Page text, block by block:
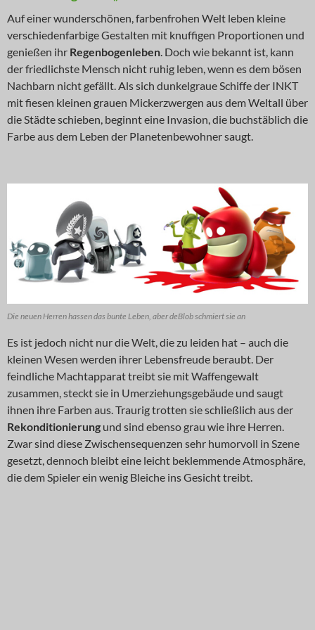
Auf einer wunderschönen, farbenfrohen Welt leben kleine
verschiedenfarbige Gestalten mit knuffigen Proportionen und
genießen ihr Regenbogenleben. Doch wie bekannt ist, kann
der friedlichste Mensch nicht ruhig leben, wenn es dem bösen
Nachbarn nicht gefällt. Als sich dunkelgraue Schiffe der INKT
mit fiesen kleinen grauen Mickerzwergen aus dem Weltall über
die Städte schieben, beginnt eine Invasion, die buchstäblich die
Farbe aus dem Leben der Planetenbewohner saugt.
Die neuen Herren hassen das bunte Leben, aber deBlob schmiert sie an
Es ist jedoch nicht nur die Welt, die zu leiden hat – auch die
kleinen Wesen werden ihrer Lebensfreude beraubt. Der
feindliche Machtapparat treibt sie mit Waffengewalt
zusammen, steckt sie in Umerziehungsgebäude und saugt
ihnen ihre Farben aus. Traurig trotten sie schließlich aus der
Rekonditionierung und sind ebenso grau wie ihre Herren.
Zwar sind diese Zwischensequenzen sehr humorvoll in Szene
gesetzt, dennoch bleibt eine leicht beklemmende Atmosphäre,
die dem Spieler ein wenig Bleiche ins Gesicht treibt.